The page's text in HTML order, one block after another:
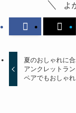
よ
夏のおしゃれに
アンクレットラン
ペアでもおしゃれ